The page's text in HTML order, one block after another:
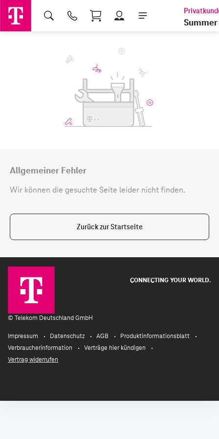
Shopping Cart
Summer
Allgemeiner Fehler
Zurück zur Startseite
CONNECTING YOUR WORLD.
© Telekom Deutschland GmbH
Impressum Datenschutz AGB
Produktinformationsblatt
Verbraucherinformation
Verträge hier kündigen
Vertrag widerrufen